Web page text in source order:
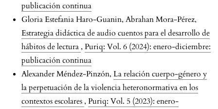
publicación continua
Gloria Estefania Haro-Guanin, Abrahan Mora-Pérez,
Estrategia didáctica de audio cuentos para el desarrollo de
hábitos de lectura , Puriq: Vol. 6 (2024): enero-diciembre:
publicación continua
Alexander Méndez-Pinzón, La relación cuerpo-género y
la perpetuación de la violencia heteronormativa en los
contextos escolares , Puriq: Vol. 5 (2023): enero-